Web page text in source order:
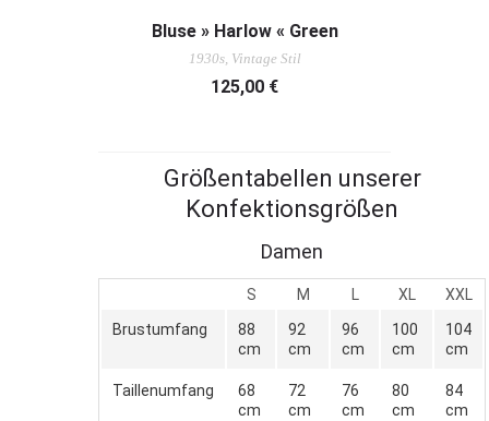
AUSFÜHRUNG WÄHLEN
Bluse » Harlow « Green
1930s, Vintage Stil
125,00 €
Größentabellen unserer
Konfektionsgrößen
Damen
S M L XL
XXL
Brustumfang
88
cm
92
cm
96
cm
100
cm
104
cm
Taillenumfang
68
cm
72
cm
76
cm
80
cm
84
cm